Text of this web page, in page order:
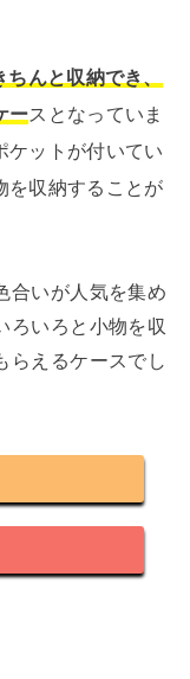
ちんと収納でき、
ースとなっていま
ケットが付いてい
を収納することが
合いが人気を集め
ろいろと小物を収
らえるケースでし